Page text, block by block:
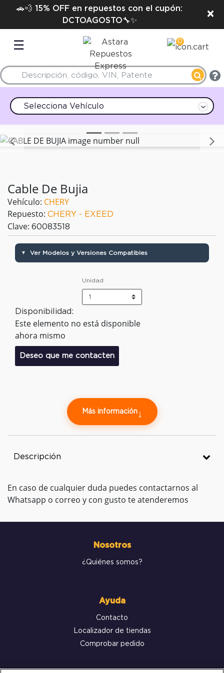
🚗💨 15% OFF en repuestos con el cupón:
DCTOAGOSTO🔧✨
×
☰ 0
Selecciona Vehículo
Anterior
Cable De Bujia
Vehículo: CHERY
Repuesto: CHERY - EXEED
Clave: 60083518
▼ Ver Modelos y Versiones Compatibles
Unidad
Disponibilidad:
Este elemento no está disponible
ahora mismo
Deseo que me contacten
Más información↓
Descripción
En caso de cualquier duda puedes contactarnos al
Whatsapp o correo y con gusto te atenderemos
Nosotros
¿Quiénes somos?
Ayuda
Contacto
Localizador de tiendas
Comprobar pedido